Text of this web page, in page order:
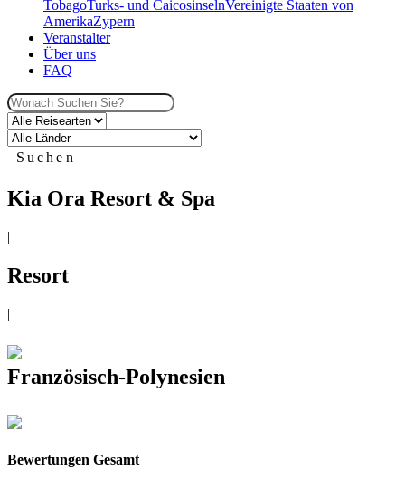
TobagoTurks- und CaicosinselnVereinigte Staaten von
AmerikaZypern
Veranstalter
Über uns
FAQ
Suchen
Kia Ora Resort & Spa
|
Resort
|
Französisch-Polynesien
Bewertungen Gesamt